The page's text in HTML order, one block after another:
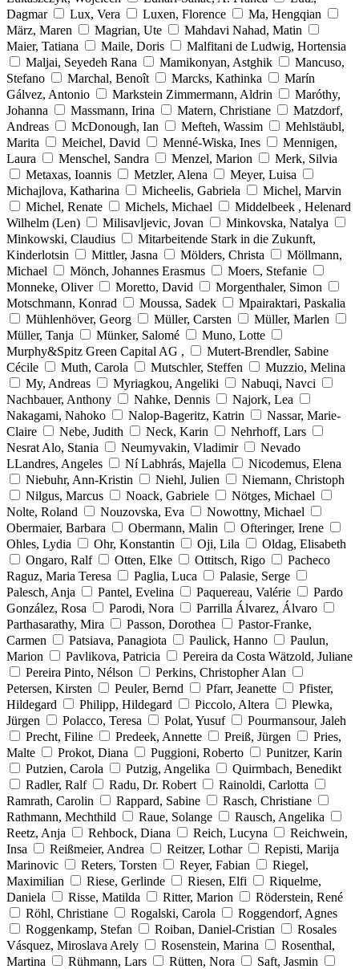
Dagmar
Lux, Vera Luxen, Florence
Ma, Hengqian
März, Maren
Magrian, Ute
Mahdavi Nahad, Matin
Maier, Tatiana
Maile, Doris
Malfitani de Ludwig, Hortensia
Maljai, Seyedeh Rana
Mamikonyan, Astghik
Mancuso,
Stefano
Marchal, Benoît Marcks, Kathinka
Marín
Gálvez, Antonio
Markstein Zimmermann, Aldrin
Maróthy,
Johanna
Massmann, Irina Matern, Christiane
Matzdorf,
Andreas
McDonough, Ian Mefteh, Wassim
Mehlstäubl,
Marita
Meichel, David Menné-Wiska, Ines
Mennigen,
Laura
Menschel, Sandra Menzel, Marion
Merk, Silvia
Metaxas, Ioannis
Metzler, Alena
Meyer, Luisa
Michajlova, Katharina
Micheelis, Gabriela
Michel, Marvin
Michel, Renate
Michels, Michael
Middelbeek , Helenard
Wilhelm (Len)
Milisavljevic, Jovan
Minkovska, Natalya
Minkowski, Claudius
Mitarbeitende Stark in die Zukunft,
Kinderlotsin
Mittler, Jasna Mölders, Christa
Möllmann,
Michael
Mönch, Johannes Erasmus
Moers, Stefanie
Monneke, Oliver
Moretto, David
Morgenthaler, Simon
Motschmann, Konrad
Moussa, Sadek
Mpairaktari, Paskalia
Mühlenhöver, Georg
Müller, Carsten
Müller, Marlen
Müller, Tanja
Münker, Salomé
Muno, Lotte
Murphy&Spitz Green Capital AG ,
Mutert-Brendler, Sabine
Cécile
Muth, Carola Mutschler, Steffen
Muzzio, Melina
My, Andreas
Myriagkou, Angeliki
Nabuqi, Navci
Nachbauer, Anthony
Nahke, Dennis
Najork, Lea
Nakagami, Nahoko
Nalop-Bageritz, Katrin
Nassar, Marie-
Claire
Nebe, Judith Neck, Karin
Nehrhoff, Lars
Nesrat Alo, Stania
Neumyvakin, Vladimir
Nevado
LLandres, Angeles
Ní Labhrás, Majella
Nicodemus, Elena
Niebuhr, Ann-Kristin
Niehl, Julien
Niemann, Christoph
Nilgus, Marcus
Noack, Gabriele
Nötges, Michael
Nolte, Roland
Nouzovska, Eva
Nowottny, Michael
Obermaier, Barbara
Obermann, Malin
Ofteringer, Irene
Ohles, Lydia
Ohr, Konstantin Oji, Lila
Oldag, Elisabeth
Ongaro, Ralf
Otten, Elke Ottitsch, Rigo
Pacheco
Raguz, Maria Teresa
Paglia, Luca
Palasie, Serge
Palesch, Anja
Pantel, Evelina Paquereau, Valérie
Pardo
González, Rosa
Parodi, Nora
Parrilla Álvarez, Álvaro
Parthasarathy, Mira
Passon, Dorothea
Pastor-Franke,
Carmen
Patsiava, Panagiota Paulick, Hanno
Paulun,
Marion
Pavlikova, Patricia
Pereira da Costa Wätzold, Juliane
Pereira Pinto, Nélson
Perkins, Christopher Alan
Petersen, Kirsten
Peuler, Bernd Pfarr, Jeanette
Pfister,
Hildegard
Philipp, Hildegard Piccolo, Altera
Plewka,
Jürgen
Polacco, Teresa Polat, Yusuf
Pourmansour, Jaleh
Precht, Filine
Predeek, Annette Preiß, Jürgen
Pries,
Malte
Prokot, Diana Puggioni, Roberto
Punitzer, Karin
Putzien, Carola
Putzig, Angelika
Quirmbach, Benedikt
Radler, Ralf
Radu, Dr. Robert
Rainoldi, Carlotta
Ramrath, Carolin
Rappard, Sabine
Rasch, Christiane
Rathmann, Mechthild
Raue, Solange
Rausch, Angelika
Reetz, Anja
Rehbock, Diana Reich, Lucyna
Reichwein,
Insa
Reißmeier, Andrea Reitzer, Lothar
Repisti, Marija
Marinovic
Reters, Torsten Reyer, Fabian
Riegel,
Maximilian
Riese, Gerlinde Riesen, Elfi
Riquelme,
Daniela
Risse, Matilda Ritter, Marion
Röderstein, René
Röhl, Christiane
Rogalski, Carola
Roggendorf, Agnes
Roggenkamp, Stefan
Roiban, Daniel-Cristian
Rosales
Vásquez, Miroslava Arely
Rosenstein, Marina
Rosenthal,
Martina
Rühmann, Lars Rütten, Nora
Saft, Jasmin